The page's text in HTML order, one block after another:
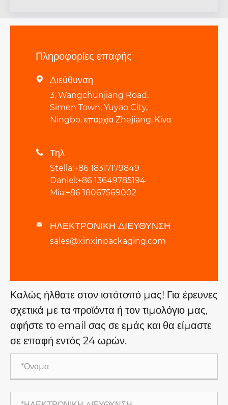
Πληροφορίες επαφής
 Διεύθυνση
3, Wangchunjiang Road,
Simen Town, Yuyao City,
Ningbo, επαρχία Zhejiang, Κίνα
 Τηλ
Stella:+86 18317179849
Daniel:+86 13649785194
Mia:+86 18067569002
 ΗΛΕΚΤΡΟΝΙΚΗ ΔΙΕΥΘΥΝΣΗ
sales@xinxinpackaging.com
Καλώς ήλθατε στον ιστότοπό μας! Για έρευνες
σχετικά με τα προϊόντα ή τον τιμολόγιο μας,
αφήστε το email σας σε εμάς και θα είμαστε
σε επαφή εντός 24 ωρών.